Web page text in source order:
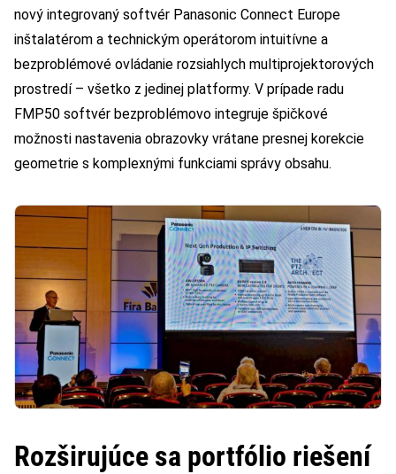
nový integrovaný softvér Panasonic Connect Europe
inštalatérom a technickým operátorom intuitívne a
bezproblémové ovládanie rozsiahlych multiprojektorových
prostredí – všetko z jedinej platformy. V prípade radu
FMP50 softvér bezproblémovo integruje špičkové
možnosti nastavenia obrazovky vrátane presnej korekcie
geometrie s komplexnými funkciami správy obsahu.
Rozširujúce sa portfólio riešení